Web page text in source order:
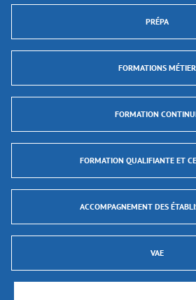
PRÉPA
FORMATIONS MÉTIER
FORMATION
FORMATION QUALIFIANTE ET
ACCOMPAGNEMENT DES
VAE